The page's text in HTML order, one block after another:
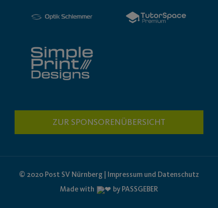
ZUR SPONSORENÜBERSICHT
© 2020 Post SV Nürnberg | Impressum und Datenschutz
Made with
by PASSGEBER